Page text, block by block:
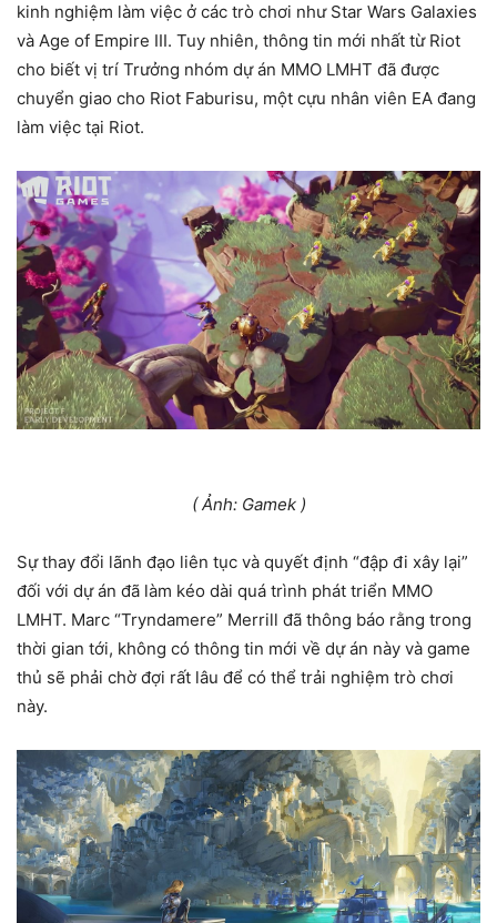
kinh nghiệm làm việc ở các trò chơi như Star Wars Galaxies
và Age of Empire III. Tuy nhiên, thông tin mới nhất từ Riot
cho biết vị trí Trưởng nhóm dự án MMO LMHT đã được
chuyển giao cho Riot Faburisu, một cựu nhân viên EA đang
làm việc tại Riot.
( Ảnh: Gamek )
Sự thay đổi lãnh đạo liên tục và quyết định “đập đi xây lại”
đối với dự án đã làm kéo dài quá trình phát triển MMO
LMHT. Marc “Tryndamere” Merrill đã thông báo rằng trong
thời gian tới, không có thông tin mới về dự án này và game
thủ sẽ phải chờ đợi rất lâu để có thể trải nghiệm trò chơi
này.